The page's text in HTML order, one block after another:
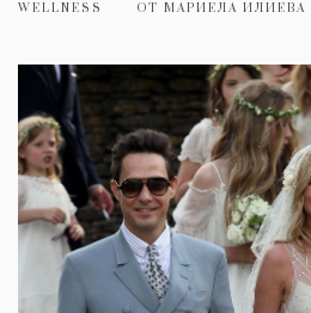
WELLNESS ОТ МАРИЕЛА ИЛИЕВА